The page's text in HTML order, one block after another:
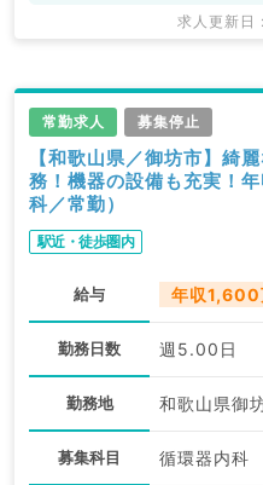
求人更新
常勤求人 募集停止
【和歌山県／御坊市】綺
務！機器の設備も充実！
科／常勤）
駅近・徒歩圏内
給与 年収1,600
勤務日数 週5.00日
勤務地 和歌山県御
募集科目 循環器内科